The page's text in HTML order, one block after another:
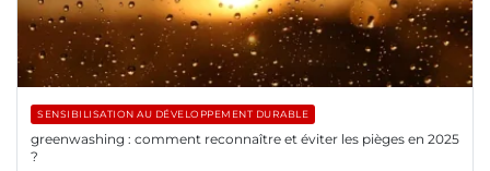
SENSIBILISATION AU DÉVELOPPEMENT DURABLE
greenwashing : comment reconnaître et éviter les pièges en 2025
?